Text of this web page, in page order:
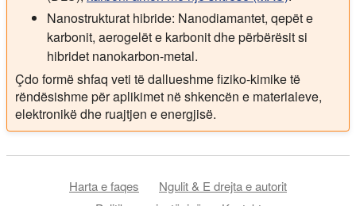
Nanostrukturat hibride: Nanodiamantet, qepët e
karbonit, aerogelët e karbonit dhe përbërësit si
hibridet nanokarbon-metal.
Çdo formë shfaq veti të dallueshme fiziko-kimike të
rëndësishme për aplikimet në shkencën e materialeve,
elektronikë dhe ruajtjen e energjisë.
Harta e faqes
Ngulit & E drejta e autorit